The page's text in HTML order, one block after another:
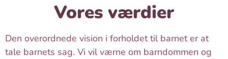
Vores værdier
Den overordnede vision i forholdet til barnet er at
tale barnets sag. Vi vil værne om barndommen og